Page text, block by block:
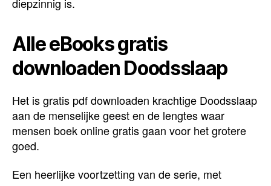
Alle eBooks gratis
downloaden Doodsslaap
Het is gratis pdf downloaden krachtige Doodsslaap
aan de menselijke geest en de lengtes waar
mensen boek online gratis gaan voor het grotere
goed.
Een heerlijke voortzetting van de serie, met